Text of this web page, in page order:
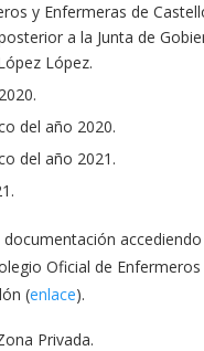
y Enfermeras de
a la Junta de
López.
del año 2020.
del año 2021.
Oficial de Enfermeros
(enlace).
Privada.